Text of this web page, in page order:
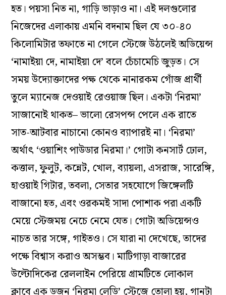
হত। পয়সা নিত না, গাড়ি ভাড়াও না। এই দলগুলোর
নিজেদের এলাকায় এমনি বদনাম ছিল যে ৩০-৪০
কিলোমিটার তফাতে না গেলে স্টেজে উঠলেই অডিয়েন্স
‘নামাইয়া দে, নামাইয়া দে’ বলে চেঁচামেচি জুড়ত। সে
সময় উদ্যোক্তাদের পক্ষ থেকে নানারকম গোঁজ প্রার্থী
তুলে ম্যানেজ দেওয়াই রেওয়াজ ছিল। একটা ‘নিরমা’
সাজানোই থাকত– ভালো রেসপন্স পেলে এক রাতে
সাত-আটবার নাচানো কোনও ব্যাপারই না। ‘নিরমা’
অর্থাৎ ‘ওয়াশিং পাউডার নিরমা।’ গোটা কনসার্ট ঢোল,
কত্তাল, ফুলুট, কন্নেট, খোল, ব্যায়লা, এসরাজ, সারেঙ্গি,
হাওয়াই গিটার, তবলা, সেতার সহযোগে জিঙ্গেলটি
বাজানো হত, এবং ওরকমই সাদা পোশাক পরা একটি
মেয়ে স্টেজময় নেচে নেমে যেত। গোটা অডিয়েন্সও
নাচত তার সঙ্গে, গাইতও। সে যারা না দেখেছে, তাদের
পক্ষে বিশ্বাস করাও অসম্ভব। মাটিগাড়া বাজারের
উল্টোদিকের রেললাইন পেরিয়ে গ্রামটিতে লোকাল